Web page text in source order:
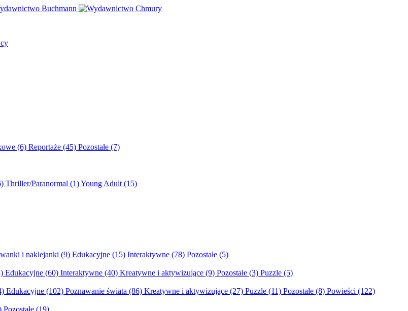
(6) Reportaże (45) Pozostałe (7)
Thriller/Paranormal (1)Young Adult (15)
i naklejanki (9) Edukacyjne (15) Interaktywne (78) Pozostałe (5)
Edukacyjne (60) Interaktywne (40) Kreatywne i aktywizujące (9) Pozostałe (3) Puzzle (5)
Edukacyjne (102) Poznawanie świata (86) Kreatywne i aktywizujące (27) Puzzle (11) Pozostałe (8) Powieści (122)
Pozostałe (19)